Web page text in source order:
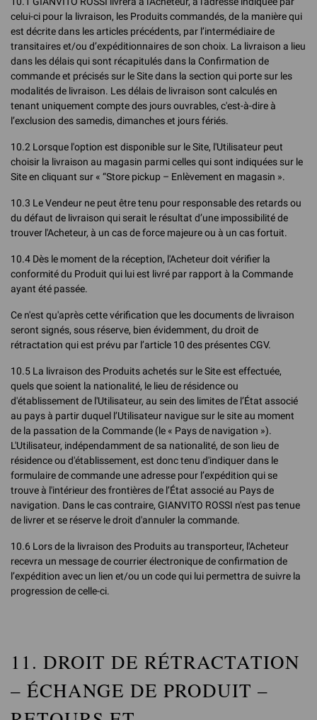
celui-ci pour la livraison, les Produits commandés, de la manière qui
est décrite dans les articles précédents, par l’intermédiaire de
transitaires et/ou d’expéditionnaires de son choix. La livraison a lieu
dans les délais qui sont récapitulés dans la Confirmation de
commande et précisés sur le Site dans la section qui porte sur les
modalités de livraison. Les délais de livraison sont calculés en
tenant uniquement compte des jours ouvrables, c'est-à-dire à
l’exclusion des samedis, dimanches et jours fériés.
10.2 Lorsque l'option est disponible sur le Site, l'Utilisateur peut
choisir la livraison au magasin parmi celles qui sont indiquées sur le
Site en cliquant sur « “Store pickup – Enlèvement en magasin ».
10.3 Le Vendeur ne peut être tenu pour responsable des retards ou
du défaut de livraison qui serait le résultat d’une impossibilité de
trouver l'Acheteur, à un cas de force majeure ou à un cas fortuit.
10.4 Dès le moment de la réception, l'Acheteur doit vérifier la
conformité du Produit qui lui est livré par rapport à la Commande
ayant été passée.
Ce n'est qu'après cette vérification que les documents de livraison
seront signés, sous réserve, bien évidemment, du droit de
rétractation qui est prévu par l’article 10 des présentes CGV.
10.5 La livraison des Produits achetés sur le Site est effectuée,
quels que soient la nationalité, le lieu de résidence ou
d'établissement de l'Utilisateur, au sein des limites de l’État associé
au pays à partir duquel l’Utilisateur navigue sur le site au moment
de la passation de la Commande (le « Pays de navigation »).
L'Utilisateur, indépendamment de sa nationalité, de son lieu de
résidence ou d'établissement, est donc tenu d'indiquer dans le
formulaire de commande une adresse pour l’expédition qui se
trouve à l'intérieur des frontières de l’État associé au Pays de
navigation. Dans le cas contraire, GIANVITO ROSSI n'est pas tenue
de livrer et se réserve le droit d'annuler la commande.
10.6 Lors de la livraison des Produits au transporteur, l'Acheteur
recevra un message de courrier électronique de confirmation de
l’expédition avec un lien et/ou un code qui lui permettra de suivre la
progression de celle-ci.
11. DROIT DE RÉTRACTATION
– ÉCHANGE DE PRODUIT –